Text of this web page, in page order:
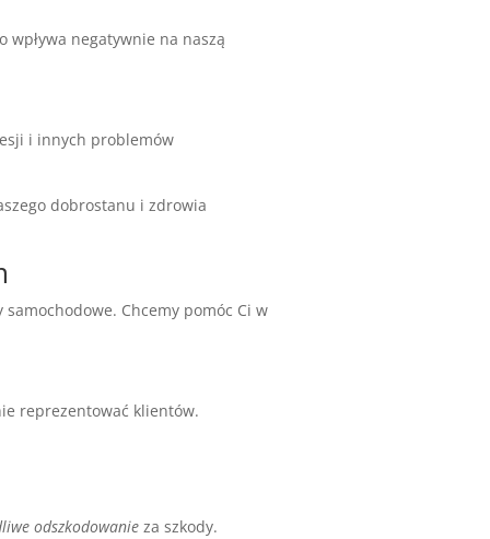
wpływa negatywnie na naszą
i innych problemów
dobrostanu i zdrowia
Chcemy pomóc Ci w
reprezentować klientów.
odszkodowanie za szkody.